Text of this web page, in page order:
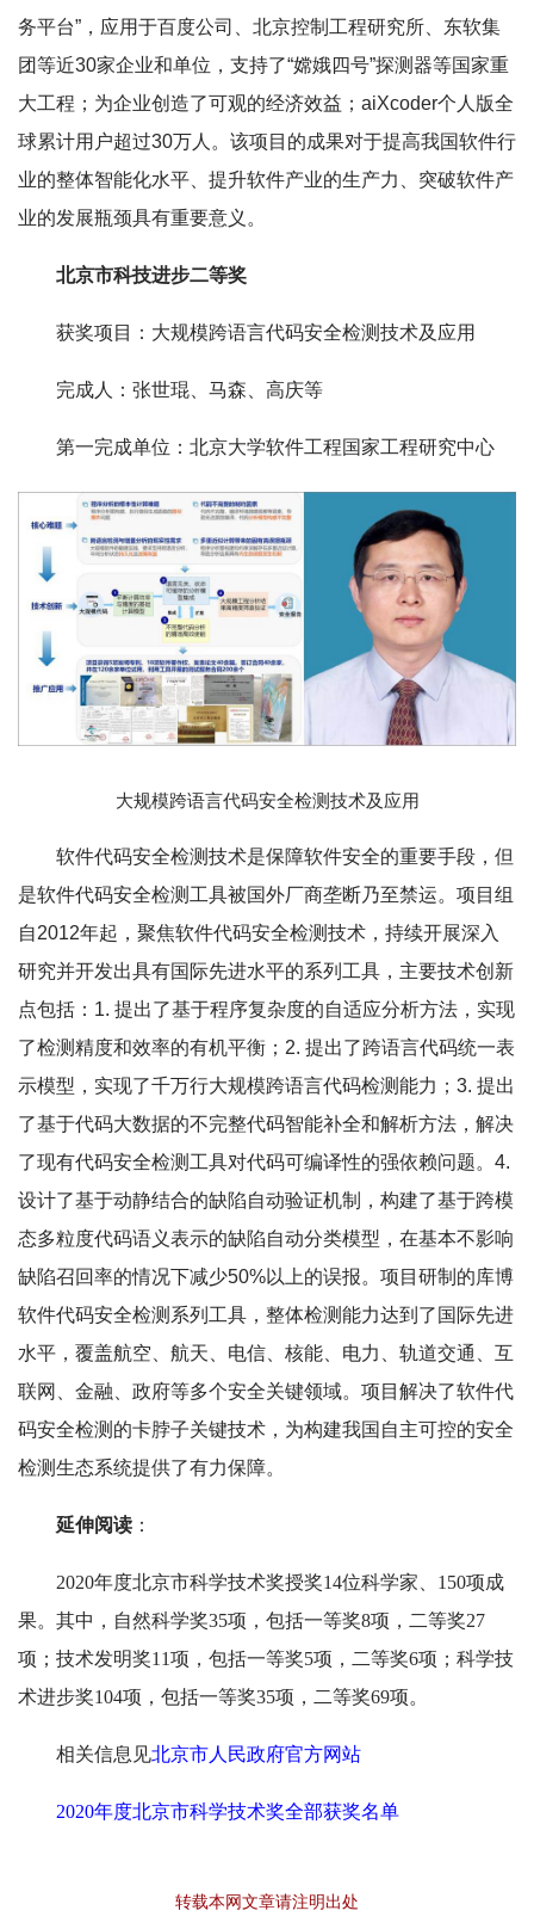
务平台”，应用于百度公司、北京控制工程研究所、东软集
团等近30家企业和单位，支持了“嫦娥四号”探测器等国家重
大工程；为企业创造了可观的经济效益；aiXcoder个人版全
球累计用户超过30万人。该项目的成果对于提高我国软件行
业的整体智能化水平、提升软件产业的生产力、突破软件产
业的发展瓶颈具有重要意义。
北京市科技进步二等奖
获奖项目：大规模跨语言代码安全检测技术及应用
完成人：张世琨、马森、高庆等
第一完成单位：北京大学软件工程国家工程研究中心
大规模跨语言代码安全检测技术及应用
软件代码安全检测技术是保障软件安全的重要手段，但
是软件代码安全检测工具被国外厂商垄断乃至禁运。项目组
自2012年起，聚焦软件代码安全检测技术，持续开展深入
研究并开发出具有国际先进水平的系列工具，主要技术创新
点包括：1. 提出了基于程序复杂度的自适应分析方法，实现
了检测精度和效率的有机平衡；2. 提出了跨语言代码统一表
示模型，实现了千万行大规模跨语言代码检测能力；3. 提出
了基于代码大数据的不完整代码智能补全和解析方法，解决
了现有代码安全检测工具对代码可编译性的强依赖问题。4.
设计了基于动静结合的缺陷自动验证机制，构建了基于跨模
态多粒度代码语义表示的缺陷自动分类模型，在基本不影响
缺陷召回率的情况下减少50%以上的误报。项目研制的库博
软件代码安全检测系列工具，整体检测能力达到了国际先进
水平，覆盖航空、航天、电信、核能、电力、轨道交通、互
联网、金融、政府等多个安全关键领域。项目解决了软件代
码安全检测的卡脖子关键技术，为构建我国自主可控的安全
检测生态系统提供了有力保障。
延伸阅读 ：
2020年度北京市科学技术奖授奖14位科学家、150项成
果。其中，自然科学奖35项，包括一等奖8项，二等奖27
项；技术发明奖11项，包括一等奖5项，二等奖6项；科学技
术进步奖104项，包括一等奖35项，二等奖69项。
相关信息见北京市人民政府官方网站
2020年度北京市科学技术奖全部获奖名单
转载本网文章请注明出处